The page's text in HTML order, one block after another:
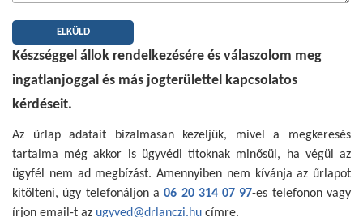
Készséggel állok rendelkezésére és válaszolom meg
ingatlanjoggal és más jogterülettel kapcsolatos
kérdéseit.
Az űrlap adatait bizalmasan kezeljük, mivel a megkeresés
tartalma még akkor is ügyvédi titoknak minősül, ha végül az
ügyfél nem ad megbízást. Amennyiben nem kívánja az űrlapot
kitölteni, úgy telefonáljon a06 20 314 07 97-es telefonon vagy
írjon email-t az ugyved@drlanczi.hu címre.